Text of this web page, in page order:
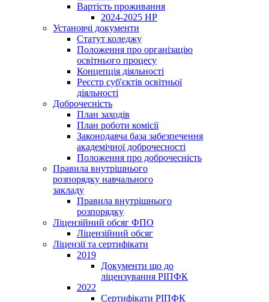
Вартість проживання
2024-2025 НР
Установчі документи
Статут коледжу
Положення про організацію
освітнього процесу
Концепція діяльності
Реєстр суб'єктів освітньої
діяльності
Доброчесність
План заходів
План роботи комісії
Законодавча база забезпечення
академічної доброчесності
Положення про доброчесність
Правила внутрішнього
розпорядку навчального
закладу
Правила внутрішнього
розпорядку
Ліцензійний обсяг ФПО
Ліцензійний обсяг
Ліцензії та сертифікати
2019
Документи що до
ліцензування РІПФК
2022
Сертифікати РІПФК